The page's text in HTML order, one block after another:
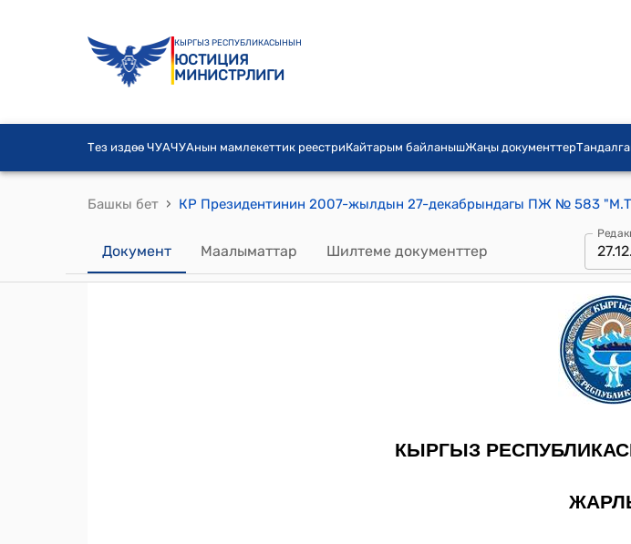
КЫРГЫЗ РЕСПУБЛИКАСЫНЫН
ЮСТИЦИЯ
МИНИСТРЛИГИ
Тез издөө ЧУАЧУАнын мамлекеттик реестриКайтарым байланышЖаңы документтер
Башкы бет ›
Документ Маалыматтар Шилтеме документтер